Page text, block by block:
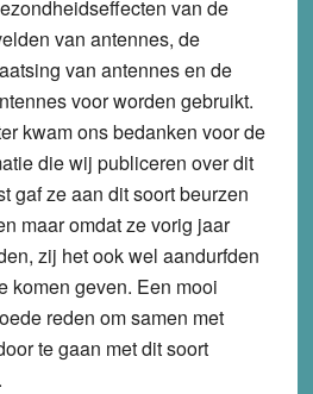
van de
van antennes, de
van antennes en de
voor worden gebruikt.
kwam ons bedanken voor de
die wij publiceren over dit
gaf ze aan dit soort beurzen
maar omdat ze vorig jaar
zij het ook wel aandurfden
komen geven. Een mooi
reden om samen met
te gaan met dit soort